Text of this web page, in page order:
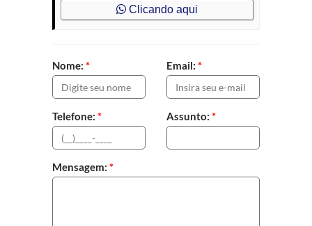
Clicando aqui
Nome: * Email: *
Telefone: * Assunto: *
Mensagem: *